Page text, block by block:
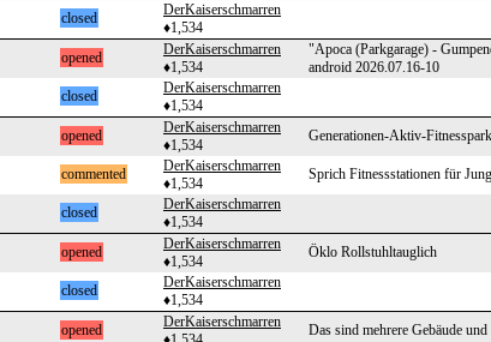
closed
DerKaiserschmarren
♦1,534
opened
DerKaiserschmarren
♦1,534
"Apoca (Parkgarage) -
android 2026.07.16-10
closed
DerKaiserschmarren
♦1,534
opened
DerKaiserschmarren
♦1,534
Generationen-Aktiv-Fitnesspark
commented
DerKaiserschmarren
♦1,534
Sprich Fitnessstationen für
closed
DerKaiserschmarren
♦1,534
opened
DerKaiserschmarren
♦1,534
Öklo Rollstuhltauglich
closed
DerKaiserschmarren
♦1,534
opened
DerKaiserschmarren
Das sind mehrere Gebäude